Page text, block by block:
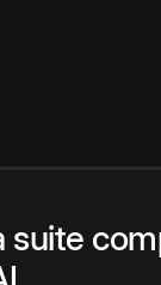
suite